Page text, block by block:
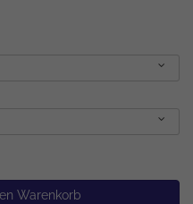
Warenkorb